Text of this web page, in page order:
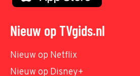
Nieuw op TVgids.nl
Nieuw op Netflix
Nieuw op Disney+